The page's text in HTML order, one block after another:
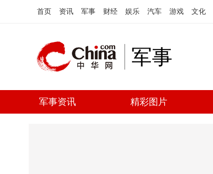
首页 资讯 军事 财经 娱乐 汽车 游戏 文化
军事
军事资讯 精彩图片